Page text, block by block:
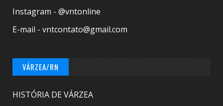
Instagram - @vntonline
E-mail - vntcontato@gmail.com
VÁRZEA/RN
HISTÓRIA DE VÁRZEA